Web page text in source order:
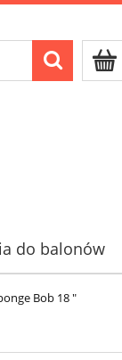
do balonów
Bob 18 "